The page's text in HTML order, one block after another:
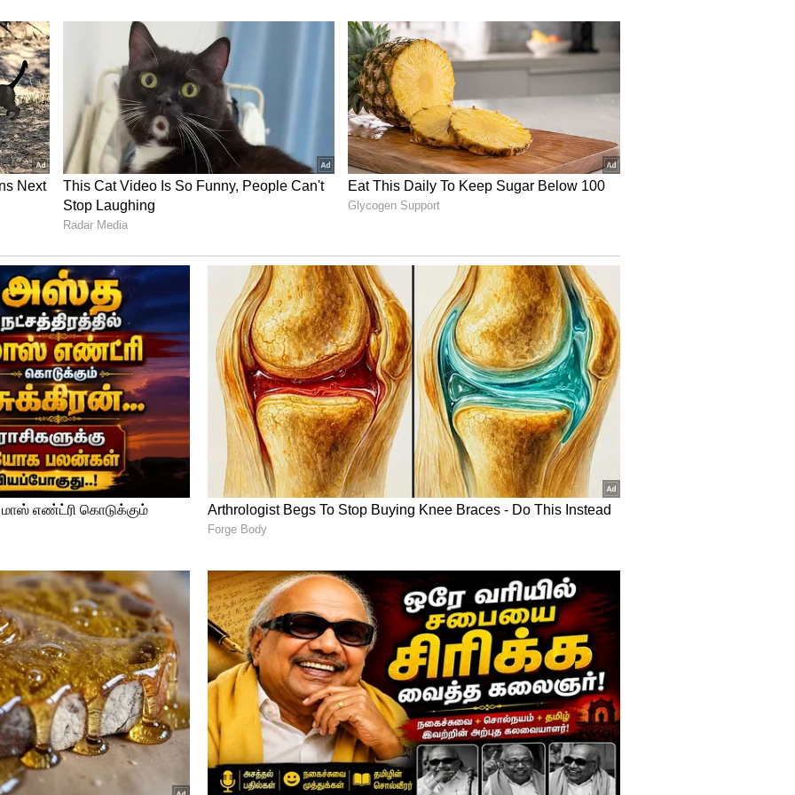
சக்கர வாகனங்களுக்கான மானியம் ரூ.
பலன் கிடைக்கும். எவ்வாறாயினும்,
ஒதுக்கப்பட்ட செலவில் மூன்றில் இரண்டு
அதிகரிக்கும் என்று ICRA